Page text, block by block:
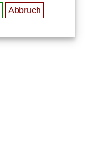
Abbruch